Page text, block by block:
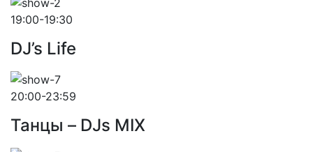
19:00-19:30
DJ’s Life
20:00-23:59
Танцы – DJs MIX